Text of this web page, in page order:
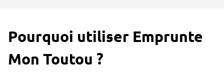
Pourquoi utiliser Emprunte
Mon Toutou ?